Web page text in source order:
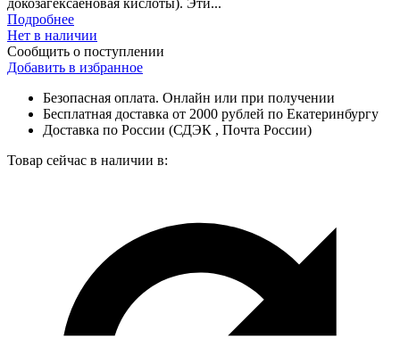
Подробнее
Нет в наличии
Сообщить о поступлении
Добавить в избранное
Безопасная оплата. Онлайн или при получении
Бесплатная доставка от 2000 рублей по Екатеринбургу
Доставка по России (СДЭК , Почта России)
Товар сейчас в наличии в: